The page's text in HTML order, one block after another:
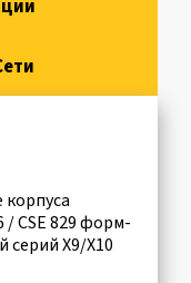
/ CSE 829 форм-
серий X9/X10